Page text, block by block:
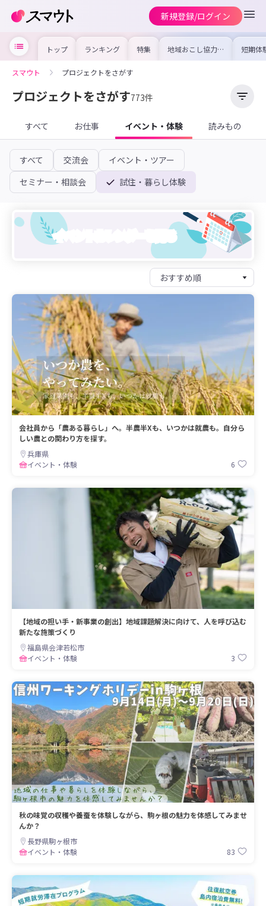
新規登録/ログイン
トップ ランキング 特集 地域おこし協力隊
の求人やイベント
を集めました！仕
短期体
り〜数
域を知
スマウト プロジェクトをさがす
プロジェクトをさがす773件
すべて お仕事 イベント・体験 読みもの
すべて 交流会
イベント・ツアー
セミナー・相談会
試住・暮らし体験
イベントカレンダーを見る
会社員から「農ある暮らし」へ。半農半Xも、いつかは就農も。自分ら
しい農との関わり方を探す。
兵庫県
イベント・体験
6
【地域の担い手・新事業の創出】地域課題解決に向けて、人を呼び込む
新たな施策づくり
福島県会津若松市
イベント・体験
3
秋の味覚の収穫や養蚕を体験しながら、駒ヶ根の魅力を体感してみませ
んか？
長野県駒ヶ根市
イベント・体験
83